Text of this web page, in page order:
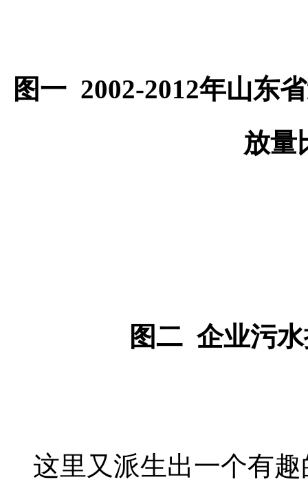
图一 2002-2012年山东
放量
图二 企业污
这里又派生出一个有趣